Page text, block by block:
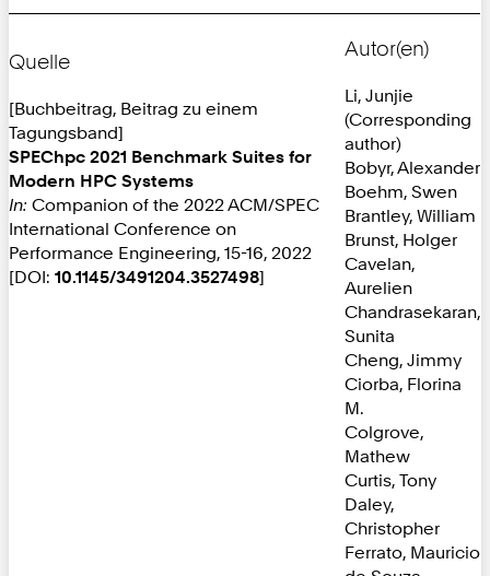
Quelle
[Buchbeitrag, Beitrag zu einem
Tagungsband]
SPEChpc 2021 Benchmark Suites for
Modern HPC Systems
In: Companion of the 2022 ACM/SPEC
International Conference on
Performance Engineering, 15-16, 2022
[DOI: 10.1145/3491204.3527498]
Autor(en)
Li, Junjie
(Corresponding
author)
Bobyr, Alexander
Boehm, Swen
Brantley, William
Brunst, Holger
Cavelan,
Aurelien
Chandrasekaran,
Sunita
Cheng, Jimmy
Ciorba, Florina
M.
Colgrove,
Mathew
Curtis, Tony
Daley,
Christopher
Ferrato, Mauricio